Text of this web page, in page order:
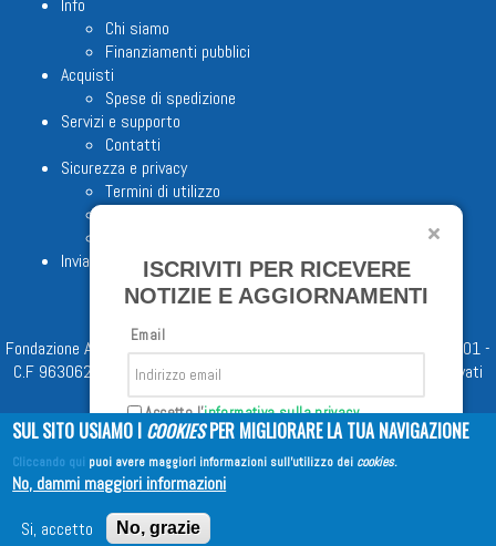
Info
Chi siamo
Finanziamenti pubblici
Acquisti
Spese di spedizione
Servizi e supporto
Contatti
Sicurezza e privacy
Termini di utilizzo
Invia proposta editoriale
Fondazione Apostolicam Actuositatem ETS © 2023 - P.I. 05398481001 -
C.F 96306220581 - REA 888781 del 23/02/98 - Tutti i diritti riservati
Copyright © 2026EDITRICE AVE
ISCRIVITI PER RICEVERE
NOTIZIE E AGGIORNAMENTI
Email
Accetto l'informativa sulla privacy
Iscriviti
SUL SITO USIAMO I COOKIESPER MIGLIORARE LA TUA NAVIGAZIONE
Cliccando qui puoi avere maggiori informazioni sull'utilizzo dei cookies.
No, dammi maggiori informazioni
Si, accetto
No, grazie